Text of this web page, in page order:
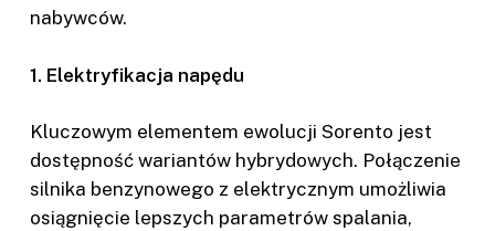
nabywców.
1. Elektryfikacja napędu
Kluczowym elementem ewolucji Sorento jest
dostępność wariantów hybrydowych. Połączenie
silnika benzynowego z elektrycznym umożliwia
osiągnięcie lepszych parametrów spalania,